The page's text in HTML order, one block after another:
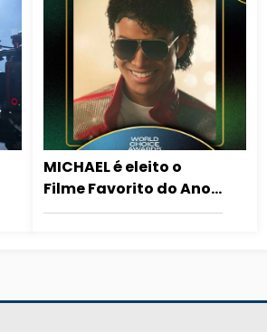
MICHAEL é eleito o
Filme Favorito do Ano
no World Choice